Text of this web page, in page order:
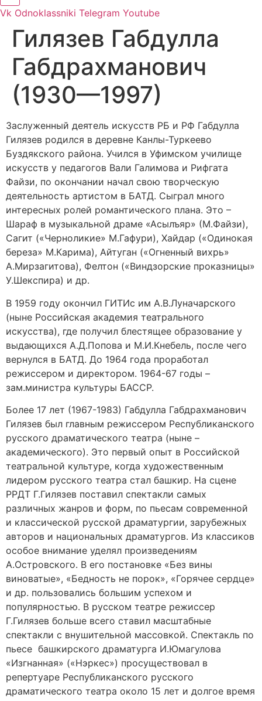
Vk Odnoklassniki Telegram Youtube
Гилязев Габдулла
Габдрахманович
(1930—1997)
Заслуженный деятель искусств РБ и РФ Габдулла
Гилязев родился в деревне Канлы-Туркеево
Буздякского района. Учился в Уфимском училище
искусств у педагогов Вали Галимова и Рифгата
Файзи, по окончании начал свою творческую
деятельность артистом в БАТД. Сыграл много
интересных ролей романтического плана. Это –
Шараф в музыкальной драме «Асылъяр» (М.Файзи),
Сагит («Черноликие» М.Гафури), Хайдар («Одинокая
береза» М.Карима), Айтуган («Огненный вихрь»
А.Мирзагитова), Фелтон («Виндзорские проказницы»
У.Шекспира) и др.
В 1959 году окончил ГИТИс им А.В.Луначарского
(ныне Российская академия театрального
искусства), где получил блестящее образование у
выдающихся А.Д.Попова и М.И.Кнебель, после чего
вернулся в БАТД. До 1964 года проработал
режиссером и директором. 1964-67 годы –
зам.министра культуры БАССР.
Более 17 лет (1967-1983) Габдулла Габдрахманович
Гилязев был главным режиссером Республиканского
русского драматического театра (ныне –
академического). Это первый опыт в Российской
театральной культуре, когда художественным
лидером русского театра стал башкир. На сцене
РРДТ Г.Гилязев поставил спектакли самых
различных жанров и форм, по пьесам современной
и классической русской драматургии, зарубежных
авторов и национальных драматургов. Из классиков
особое внимание уделял произведениям
А.Островского. В его постановке «Без вины
виноватые», «Бедность не порок», «Горячее сердце»
и др. пользовались большим успехом и
популярностью. В русском театре режиссер
Г.Гилязев больше всего ставил масштабные
спектакли с внушительной массовкой. Спектакль по
пьесе башкирского драматурга И.Юмагулова
«Изгнанная» («Нэркес») просуществовал в
репертуаре Республиканского русского
драматического театра около 15 лет и долгое время